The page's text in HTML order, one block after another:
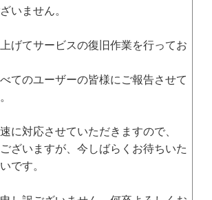
いません。
げてサービスの復旧作業を行ってお
てのユーザーの皆様にご報告させて
に対応させていただきますので、
ざいますが、今しばらくお待ちいた
です。